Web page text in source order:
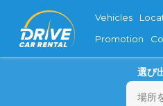
Vehicles
Promotion
選び